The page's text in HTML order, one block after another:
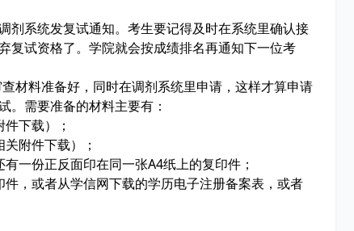
剂系统发复试通知。考生要记得及时在系统里确认接
复试资格了。学院就会按成绩排名再通知下一位考
材料准备好，同时在调剂系统里申请，这样才算申请
。需要准备的材料主要有：
下载）；
附件下载）；
一份正反面印在同一张A4纸上的复印件；
，或者从学信网下载的学历电子注册备案表，或者